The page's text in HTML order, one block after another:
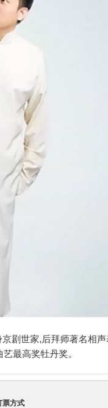
剧世家,后拜师著名相
最高奖牡丹奖。
票方式